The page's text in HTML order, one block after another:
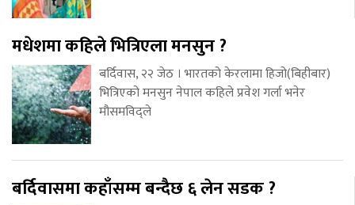
मधेशमा कहिले भित्रिएला मनसुन ?
बर्दिवास, २२ जेठ । भारतको केरलामा हिजो(बिहीबार)
भित्रिएको मनसुन नेपाल कहिले प्रवेश गर्ला भनेर
मौसमविद्ले
बर्दिवासमा कहाँसम्म बन्दैछ ६ लेन सडक ?